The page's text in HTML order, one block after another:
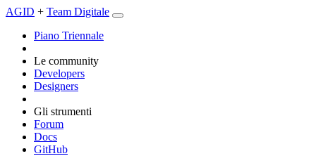
AGID + Team Digitale
Piano Triennale
Le community
Developers
Designers
Gli strumenti
Forum
Docs
GitHub